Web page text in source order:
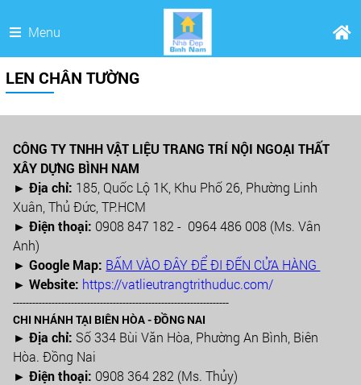
Menu
LEN CHÂN TƯỜNG
CÔNG TY TNHH VẬT LIỆU TRANG TRÍ NỘI NGOẠI THẤT
XÂY DỰNG BÌNH NAM
► Địa chỉ: 185, Quốc Lộ 1K, Khu Phố 26, Phường Linh
Xuân, Thủ Đức, TP.HCM
►Điện thoại: 0908 847 182 - 0964 486 008 (Ms. Vân
Anh)
►Google Map: BẤM VÀO ĐÂY ĐỂ ĐI ĐẾN CỬA HÀNG
► Website: https://vatlieutrangtrithuduc.com/
-------------------------------------------------------------------
CHI NHÁNH TẠI BIÊN HÒA - ĐỒNG NAI
► Địa chỉ: Số 334 Bùi Văn Hòa, Phường An Bình, Biên
Hòa. Đồng Nai
► Điện thoại: 0908 364 282 (Ms. Thủy)